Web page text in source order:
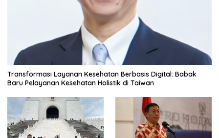
Transformasi Layanan Kesehatan Berbasis Digital: Babak
Baru Pelayanan Kesehatan Holistik di Taiwan